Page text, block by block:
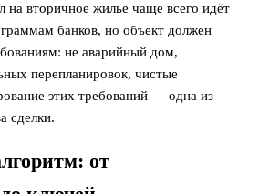
на вторичное жилье чаще всего идёт
банков, но объект должен
не аварийный дом,
перепланировок, чистые
этих требований — одна из
сделки.
от